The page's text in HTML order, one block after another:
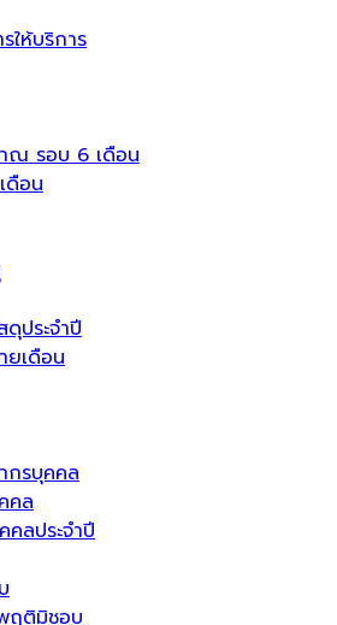
ให้บริการ
าณ รอบ 6 เดือน
ดือน
ประจำปี
ยเดือน
กรบุคคล
คล
ลประจำปี
ฤติมิชอบ